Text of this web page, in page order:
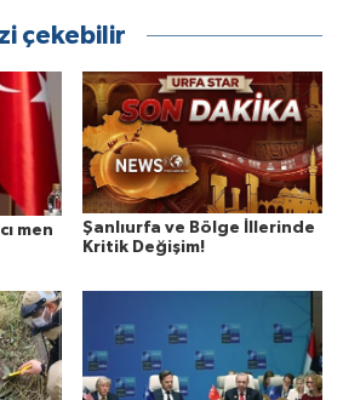
çekebilir
men
Şanlıurfa ve Bölge İllerinde
Kritik Değişim!